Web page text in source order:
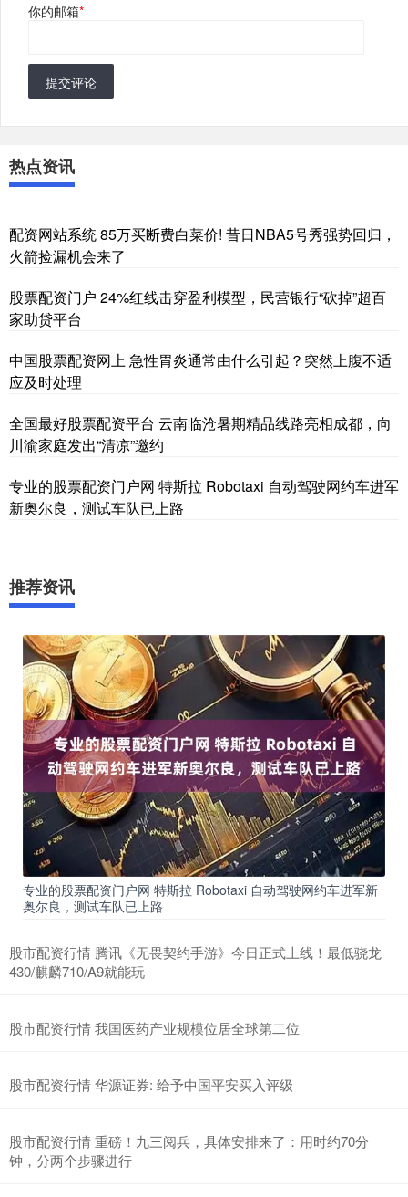
你的邮箱*
提交评论
热点资讯
配资网站系统 85万买断费白菜价! 昔日NBA5号秀强势回归，
火箭捡漏机会来了
股票配资门户 24%红线击穿盈利模型，民营银行“砍掉”超百
家助贷平台
中国股票配资网上 急性胃炎通常由什么引起？突然上腹不适
应及时处理
全国最好股票配资平台 云南临沧暑期精品线路亮相成都，向
川渝家庭发出“清凉”邀约
专业的股票配资门户网 特斯拉 Robotaxi 自动驾驶网约车进军
新奥尔良，测试车队已上路
推荐资讯
专业的股票配资门户网 特斯拉 Robotaxi 自动驾驶网约车进军新
奥尔良，测试车队已上路
股市配资行情 腾讯《无畏契约手游》今日正式上线！最低骁龙
430/麒麟710/A9就能玩
股市配资行情 我国医药产业规模位居全球第二位
股市配资行情 华源证券: 给予中国平安买入评级
股市配资行情 重磅！九三阅兵，具体安排来了：用时约70分
钟，分两个步骤进行